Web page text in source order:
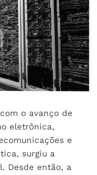
o avanço de
eletrônica,
e
surgiu a
Desde então, a